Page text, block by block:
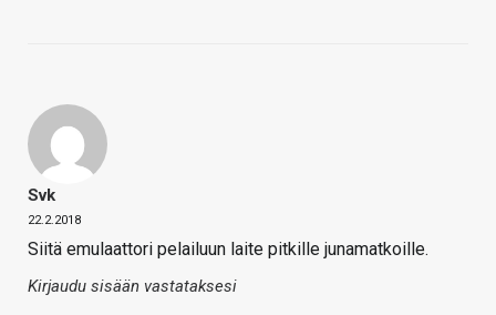
Svk
22.2.2018
Siitä emulaattori pelailuun laite pitkille junamatkoille.
Kirjaudu sisään vastataksesi